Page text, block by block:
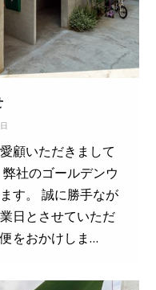
顧いただきまして
社のゴールデンウ
す。 誠に勝手なが
日とさせていただ
をおかけしま…